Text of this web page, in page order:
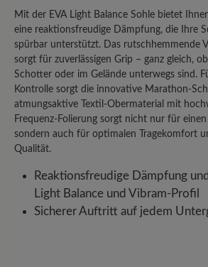
Mit der EVA Light Balance Sohle bietet
eine reaktionsfreudige Dämpfung, die Ihre
spürbar unterstützt. Das rutschhemmende
sorgt für zuverlässigen Grip – ganz gleich,
Schotter oder im Gelände unterwegs sind.
Kontrolle sorgt die innovative Marathon-
atmungsaktive Textil-Obermaterial mit
Frequenz-Folierung sorgt nicht nur für
sondern auch für optimalen Tragekomfort
Qualität.
Reaktionsfreudige Dämpfung
Light Balance und Vibram-Profil
Sicherer Auftritt auf jedem